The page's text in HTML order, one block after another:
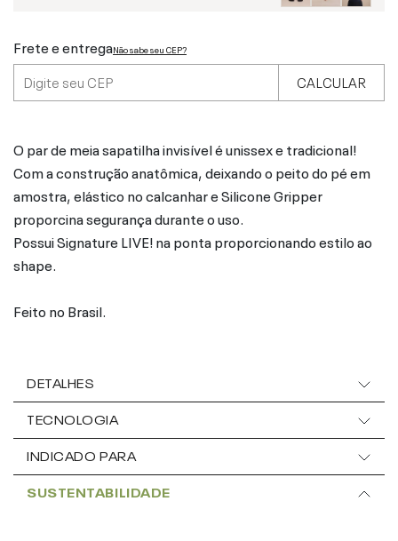
Frete e entregaNão sabe seu CEP?
CALCULAR
O par de meia sapatilha invisível é unissex e tradicional!
Com a construção anatômica, deixando o peito do pé em
amostra, elástico no calcanhar e Silicone Gripper
proporcina segurança durante o uso.
Possui Signature LIVE! na ponta proporcionando estilo ao
shape.
Feito no Brasil.
DETALHES
TECNOLOGIA
INDICADO PARA
SUSTENTABILIDADE